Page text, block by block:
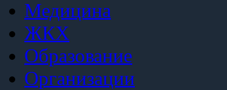
Медицина
ЖКХ
Образование
Организации